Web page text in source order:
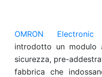
OMRON
introdotto un modulo
sicurezza, pre-
fabbrica che